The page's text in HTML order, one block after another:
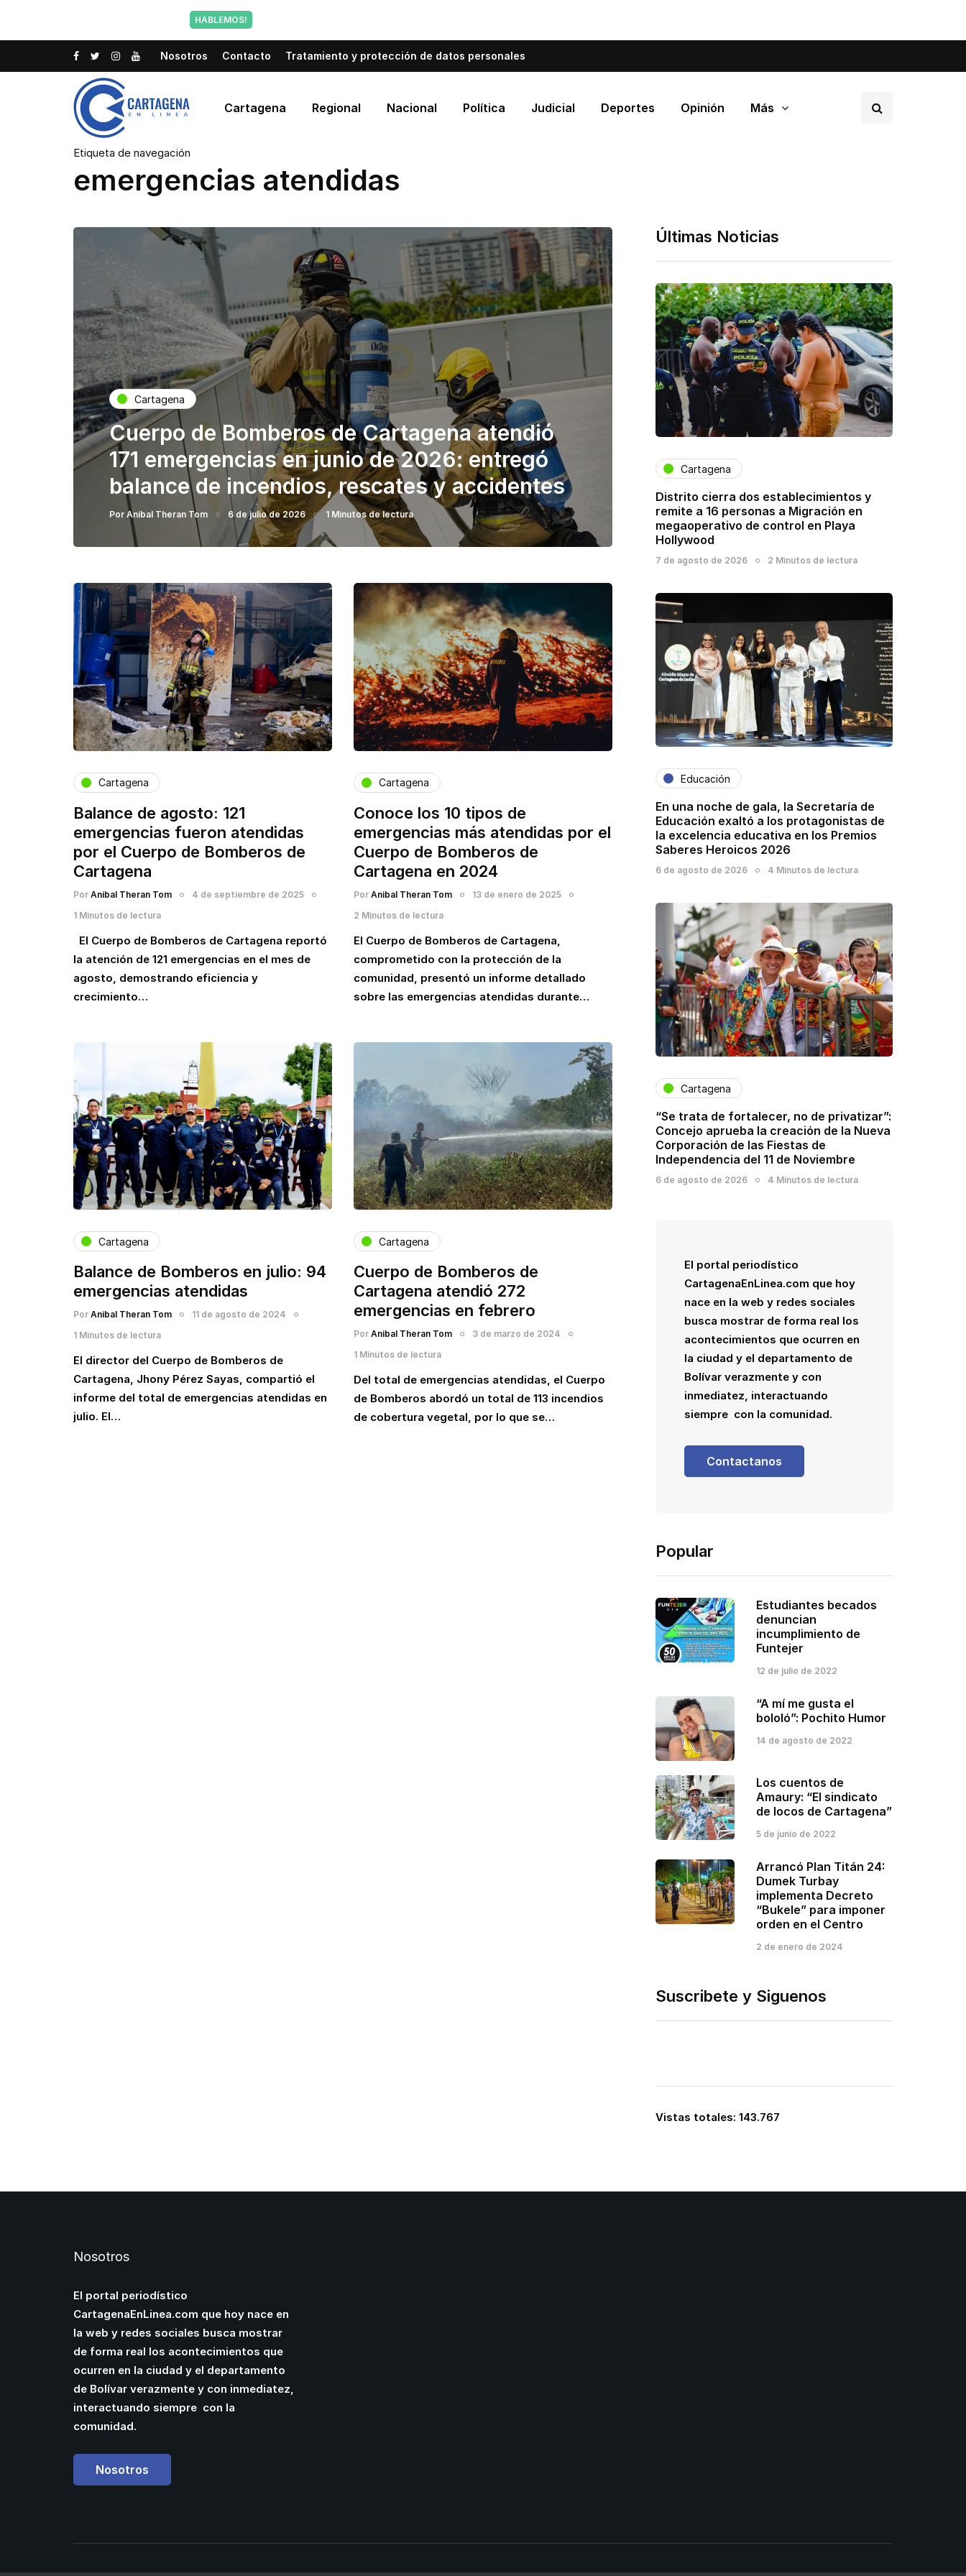
HABLEMOS!
Nosotros Contacto Tratamiento y protección de datos personales
Cartagena Regional Nacional Política Judicial Deportes Opinión Más
Etiqueta de navegación
emergencias atendidas
Cartagena
Cuerpo de Bomberos de Cartagena atendió
171 emergencias en junio de 2026: entregó
balance de incendios, rescates y accidentes
Por Anibal Theran Tom 6 de julio de 2026 1 Minutos de lectura
Cartagena
Balance de agosto: 121
emergencias fueron atendidas
por el Cuerpo de Bomberos de
Cartagena
Por Anibal Theran Tom
4 de septiembre de 2025
1 Minutos de lectura
El Cuerpo de Bomberos de Cartagena reportó
la atención de 121 emergencias en el mes de
agosto, demostrando eficiencia y
crecimiento…
Cartagena
Conoce los 10 tipos de
emergencias más atendidas por el
Cuerpo de Bomberos de
Cartagena en 2024
Por Anibal Theran Tom
13 de enero de 2025
2 Minutos de lectura
El Cuerpo de Bomberos de Cartagena,
comprometido con la protección de la
comunidad, presentó un informe detallado
sobre las emergencias atendidas durante…
Cartagena
Balance de Bomberos en julio: 94
emergencias atendidas
Por Anibal Theran Tom
11 de agosto de 2024
1 Minutos de lectura
El director del Cuerpo de Bomberos de
Cartagena, Jhony Pérez Sayas, compartió el
informe del total de emergencias atendidas en
julio. El…
Cartagena
Cuerpo de Bomberos de
Cartagena atendió 272
emergencias en febrero
Por Anibal Theran Tom
3 de marzo de 2024
1 Minutos de lectura
Del total de emergencias atendidas, el Cuerpo
de Bomberos abordó un total de 113 incendios
de cobertura vegetal, por lo que se…
Últimas Noticias
Cartagena
Distrito cierra dos establecimientos y
remite a 16 personas a Migración en
megaoperativo de control en Playa
Hollywood
7 de agosto de 2026 2 Minutos de lectura
Educación
En una noche de gala, la Secretaría de
Educación exaltó a los protagonistas de
la excelencia educativa en los Premios
Saberes Heroicos 2026
6 de agosto de 2026 4 Minutos de lectura
Cartagena
“Se trata de fortalecer, no de privatizar”:
Concejo aprueba la creación de la Nueva
Corporación de las Fiestas de
Independencia del 11 de Noviembre
6 de agosto de 2026 4 Minutos de lectura
El portal periodístico
CartagenaEnLinea.com que hoy
nace en la web y redes sociales
busca mostrar de forma real los
acontecimientos que ocurren en
la ciudad y el departamento de
Bolívar verazmente y con
inmediatez, interactuando
siempre con la comunidad.
Contactanos
Popular
Estudiantes becados
denuncian
incumplimiento de
Funtejer
12 de julio de 2022
“A mí me gusta el
bololó”: Pochito Humor
14 de agosto de 2022
Los cuentos de
Amaury: “El sindicato
de locos de Cartagena”
5 de junio de 2022
Arrancó Plan Titán 24:
Dumek Turbay
implementa Decreto
“Bukele” para imponer
orden en el Centro
2 de enero de 2024
Suscribete y Siguenos
Vistas totales: 143.767
Nosotros
El portal periodístico
CartagenaEnLinea.com que hoy nace en
la web y redes sociales busca mostrar
de forma real los acontecimientos que
ocurren en la ciudad y el departamento
de Bolívar verazmente y con inmediatez,
interactuando siempre con la
comunidad.
Nosotros